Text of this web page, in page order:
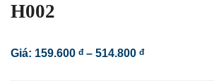
H002
Giá: 159.600 đ – 514.800 đKhoảng